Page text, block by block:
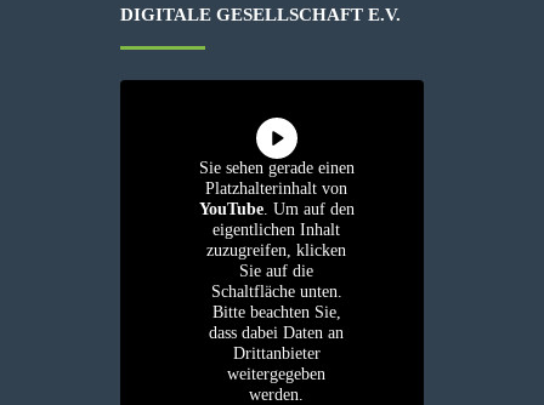
IGITALE GESELLSCHAFT E.V.
Sie sehen gerade einen
Platzhalterinhalt von
YouTube. Um auf den
eigentlichen Inhalt
zuzugreifen, klicken
Sie auf die
Schaltfläche unten.
Bitte beachten Sie,
dass dabei Daten an
Drittanbieter
weitergegeben
werden.